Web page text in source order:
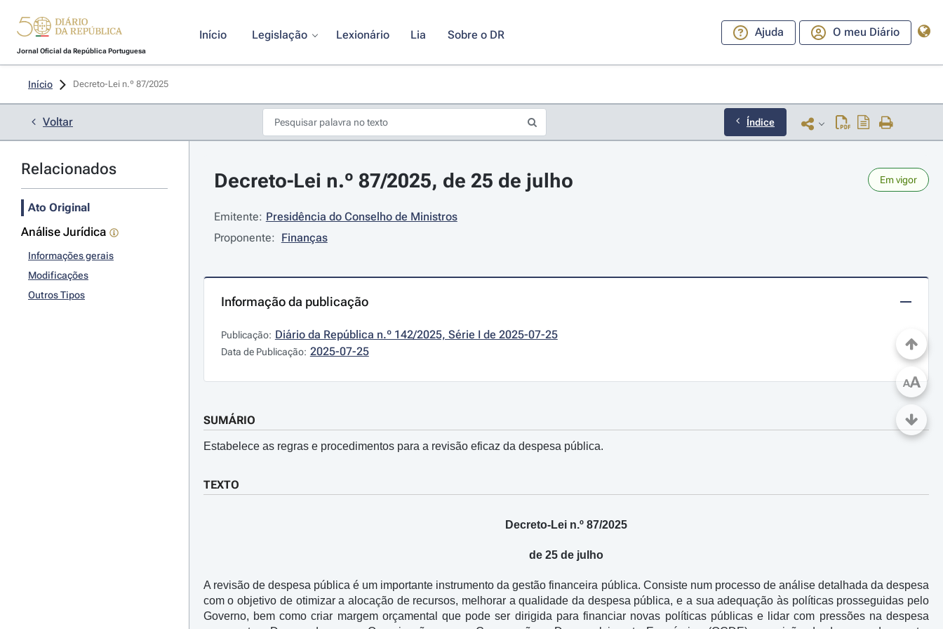
Jornal Oficial da República Portuguesa
Início Legislação Lexionário Lia Sobre o DR Ajuda O meu Diário
Início Decreto-Lei n.º 87/2025
Voltar Índice
Relacionados
Ato Original
Análise Jurídica
Informações gerais
Modificações
Outros Tipos
Decreto-Lei n.º 87/2025, de 25 de julho Em vigor
Emitente: Presidência do Conselho de Ministros
Proponente: Finanças
Informação da publicação
Publicação: Diário da República n.º 142/2025, Série I de 2025-07-25
Data de Publicação: 2025-07-25
SUMÁRIO
Estabelece as regras e procedimentos para a revisão eficaz da despesa pública.
TEXTO
Decreto-Lei n.º 87/2025
de 25 de julho
A revisão de despesa pública é um importante instrumento da gestão financeira pública. Consiste num processo de análise detalhada da despesa
com o objetivo de otimizar a alocação de recursos, melhorar a qualidade da despesa pública, e a sua adequação às políticas prosseguidas pelo
Governo, bem como criar margem orçamental que pode ser dirigida para financiar novas políticas públicas e lidar com pressões na despesa
AA